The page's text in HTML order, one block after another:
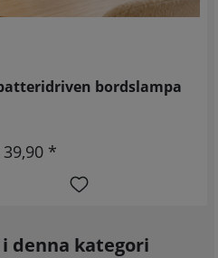
bordslampa
*
denna kategori